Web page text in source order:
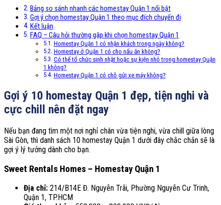
Bảng so sánh nhanh các homestay Quận 1 nổi bật
Gợi ý chọn homestay Quận 1 theo mục đích chuyến đi
Kết luận
FAQ – Câu hỏi thường gặp khi chọn homestay Quận 1
Homestay Quận 1 có nhận khách trong ngày không?
Homestay ở Quận 1 có cho nấu ăn không?
Có thể tổ chức sinh nhật hoặc sự kiện nhỏ trong homestay Quận
1 không?
Homestay Quận 1 có chỗ gửi xe máy không?
Gợi ý 10 homestay Quận 1 đẹp, tiện nghi và
cực chill nên đặt ngay
Nếu bạn đang tìm một nơi nghỉ chân vừa tiện nghi, vừa chill giữa lòng
Sài Gòn, thì danh sách 10 homestay Quận 1 dưới đây chắc chắn sẽ là
gợi ý lý tưởng dành cho bạn.
Sweet Rentals Homes – Homestay Quận 1
Địa chỉ: 214/B14E Đ. Nguyễn Trãi, Phường Nguyễn Cư Trinh,
Quận 1, TP.HCM